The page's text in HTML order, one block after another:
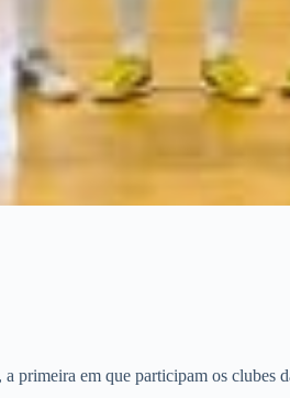
em que participam os clubes